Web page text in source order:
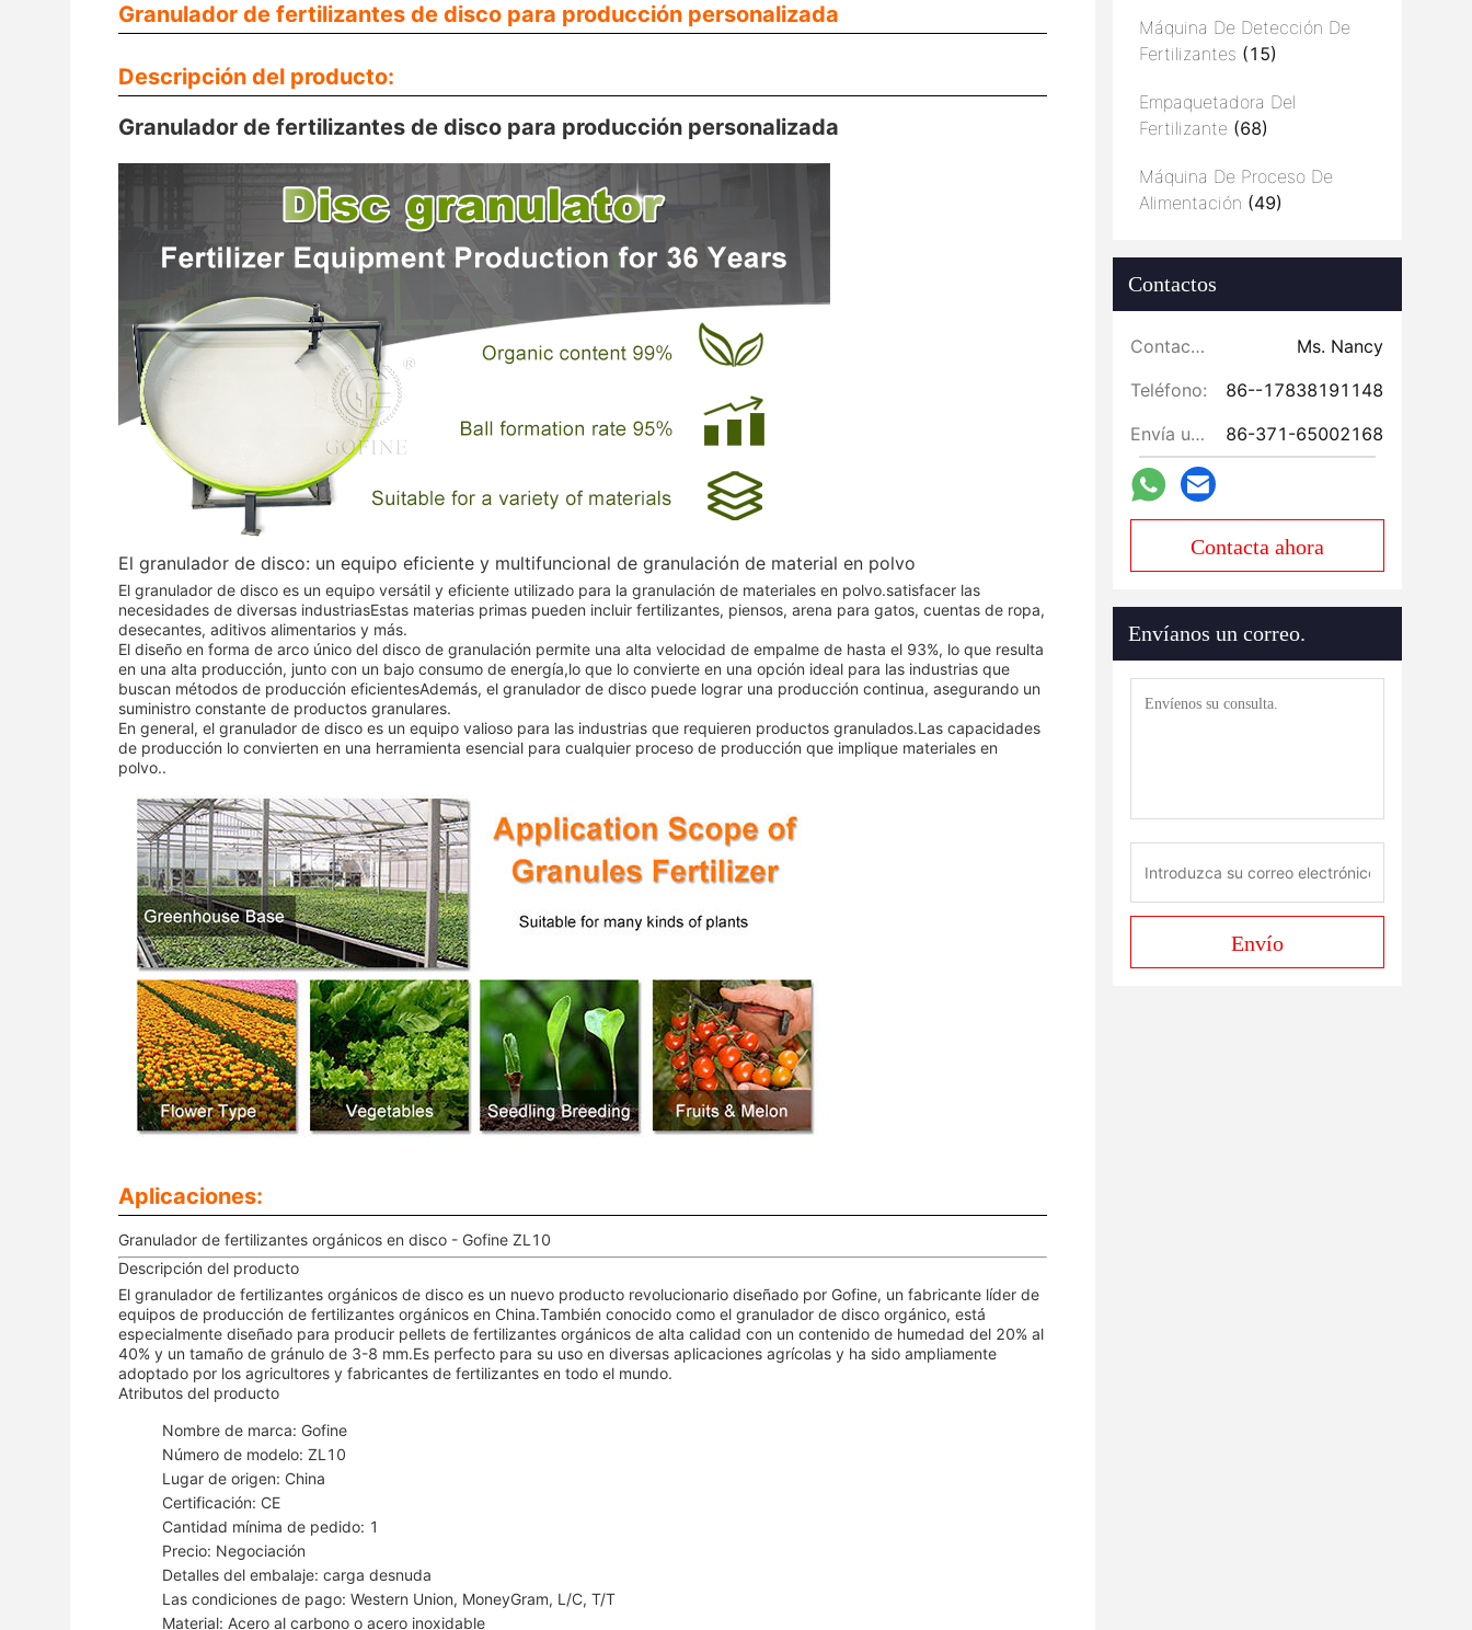
Granulador de fertilizantes de disco para producción personalizada
Descripción del producto:
Granulador de fertilizantes de disco para producción personalizada
El granulador de disco: un equipo eficiente y multifuncional de granulación de material en polvo
El granulador de disco es un equipo versátil y eficiente utilizado para la granulación de materiales en polvo.satisfacer las
necesidades de diversas industriasEstas materias primas pueden incluir fertilizantes, piensos, arena para gatos, cuentas de ropa,
desecantes, aditivos alimentarios y más.
El diseño en forma de arco único del disco de granulación permite una alta velocidad de empalme de hasta el 93%, lo que resulta
en una alta producción, junto con un bajo consumo de energía,lo que lo convierte en una opción ideal para las industrias que
buscan métodos de producción eficientesAdemás, el granulador de disco puede lograr una producción continua, asegurando un
suministro constante de productos granulares.
En general, el granulador de disco es un equipo valioso para las industrias que requieren productos granulados.Las capacidades
de producción lo convierten en una herramienta esencial para cualquier proceso de producción que implique materiales en
polvo..
Aplicaciones:
Granulador de fertilizantes orgánicos en disco - Gofine ZL10
Descripción del producto
El granulador de fertilizantes orgánicos de disco es un nuevo producto revolucionario diseñado por Gofine, un fabricante líder de
equipos de producción de fertilizantes orgánicos en China.También conocido como el granulador de disco orgánico, está
especialmente diseñado para producir pellets de fertilizantes orgánicos de alta calidad con un contenido de humedad del 20% al
40% y un tamaño de gránulo de 3-8 mm.Es perfecto para su uso en diversas aplicaciones agrícolas y ha sido ampliamente
adoptado por los agricultores y fabricantes de fertilizantes en todo el mundo.
Atributos del producto
Nombre de marca: Gofine
Número de modelo: ZL10
Lugar de origen: China
Certificación: CE
Cantidad mínima de pedido: 1
Precio: Negociación
Detalles del embalaje: carga desnuda
Las condiciones de pago: Western Union, MoneyGram, L/C, T/T
Material: Acero al carbono o acero inoxidable
Máquina De Detección De
Fertilizantes (15)
Empaquetadora Del
Fertilizante (68)
Máquina De Proceso De
Alimentación (49)
Contactos
Contactos:
Ms. Nancy
Teléfono:
86--17838191148
Envía un fax.:
86-371-65002168
Contacta ahora
Envíanos un correo.
Envío